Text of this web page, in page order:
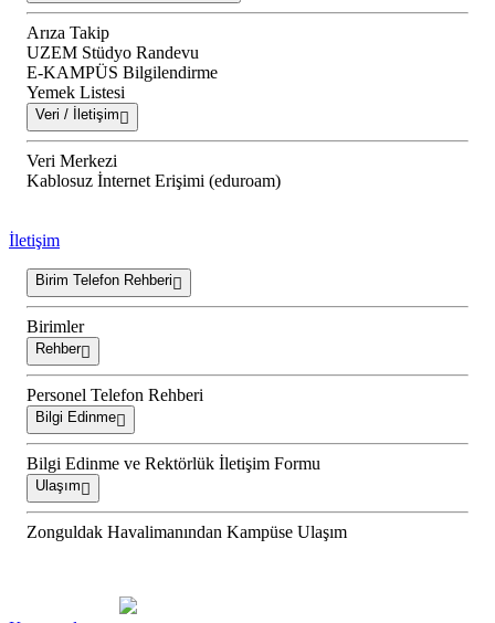
Arıza Takip
UZEM Stüdyo Randevu
E-KAMPÜS Bilgilendirme
Yemek Listesi
Veri / İletişim
Veri Merkezi
Kablosuz İnternet Erişimi (eduroam)
İletişim
Birim Telefon Rehberi
Birimler
Rehber
Personel Telefon Rehberi
Bilgi Edinme
Bilgi Edinme ve Rektörlük İletişim Formu
Ulaşım
Zonguldak Havalimanından Kampüse Ulaşım